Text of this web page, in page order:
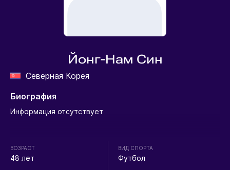
Йонг-Нам Син
Северная Корея
Биография
Информация отсутствует
ВОЗРАСТ
48 лет
ВИД СПОРТА
Футбол